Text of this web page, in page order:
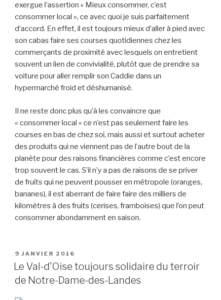
exergue l’assertion « Mieux consommer, c’est
consommer local », ce avec quoi je suis parfaitement
d’accord. En effet, il est toujours mieux d’aller à pied avec
son cabas faire ses courses quotidiennes chez les
commerçants de proximité avec lesquels on entretient
souvent un lien de convivialité, plutôt que de prendre sa
voiture pour aller remplir son Caddie dans un
hypermarché froid et déshumanisé.
Il ne reste donc plus qu’à les convaincre que
« consommer local » ce n’est pas seulement faire les
courses en bas de chez soi, mais aussi et surtout acheter
des produits qui ne viennent pas de l’autre bout de la
planète pour des raisons financières comme c’est encore
trop souvent le cas. S’il n’y a pas de raisons de se priver
de fruits qui ne peuvent pousser en métropole (oranges,
bananes), il est aberrant de faire faire des milliers de
kilomètres à des fruits (cerises, framboises) que l’on peut
consommer abondamment en saison.
PUBLIÉ
LE
9 JANVIER 2016
Le Val-d’Oise toujours solidaire du terroir
de Notre-Dame-des-Landes